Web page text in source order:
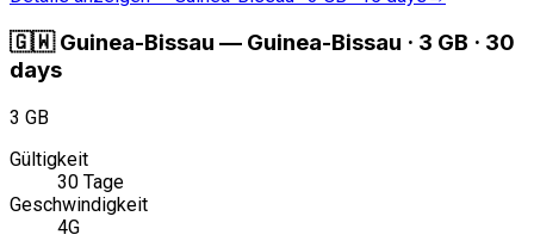
🇬🇼 Guinea-Bissau — Guinea-Bissau · 3 GB · 30
days
3 GB
Gültigkeit
30 Tage
Geschwindigkeit
4G